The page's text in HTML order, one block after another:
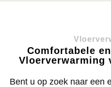
Comfortabele
Vloerverwarming
Bent u op zoek naar een